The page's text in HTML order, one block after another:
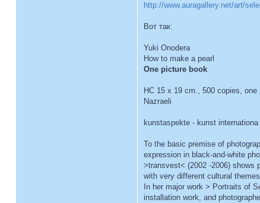
http://www.auragallery.net/art/
Вот так:
Yuki Onodera
How to make a pearl
One picture book
HC 15 x 19 cm., 500 copies, one
Nazraeli
kunstaspekte - kunst internationa
To the basic premise of
expression in black-and-white
>transvest< (2002 -2006) shows
with very different cultural
In her major work > Portraits of
installation work, and